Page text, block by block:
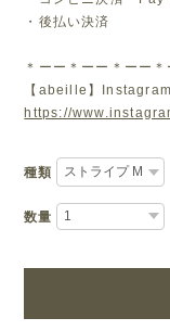
・後払い決済
＊ーー＊ーー＊ーー
【abeille】Instagram
https://
種類
数量